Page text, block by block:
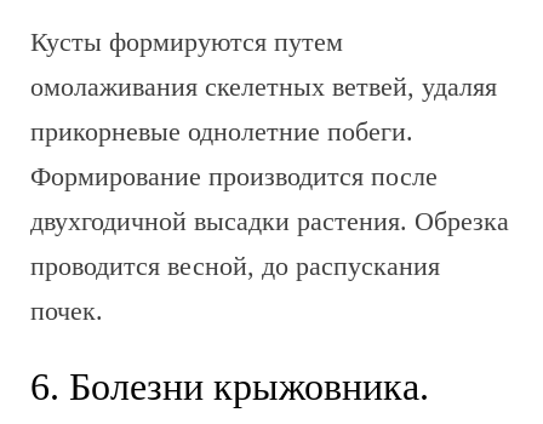
Кусты формируются путем
омолаживания скелетных ветвей, удаляя
прикорневые однолетние побеги.
Формирование производится после
двухгодичной высадки растения. Обрезка
проводится весной, до распускания
почек.
6. Болезни крыжовника.